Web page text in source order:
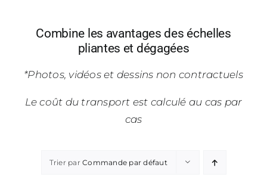
Combine les avantages des échelles
pliantes et dégagées
*Photos, vidéos et dessins non contractuels
Le coût du transport est calculé au cas par
cas
Trier parCommande par défaut